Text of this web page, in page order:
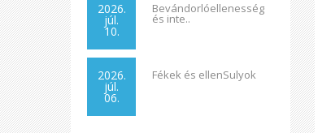
2026.
júl.
10.
Bevándorlóellenesség
és inte..
2026.
júl.
06.
Fékek és ellenSulyok